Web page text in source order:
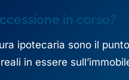
in corso?
ipotecaria sono il
in essere